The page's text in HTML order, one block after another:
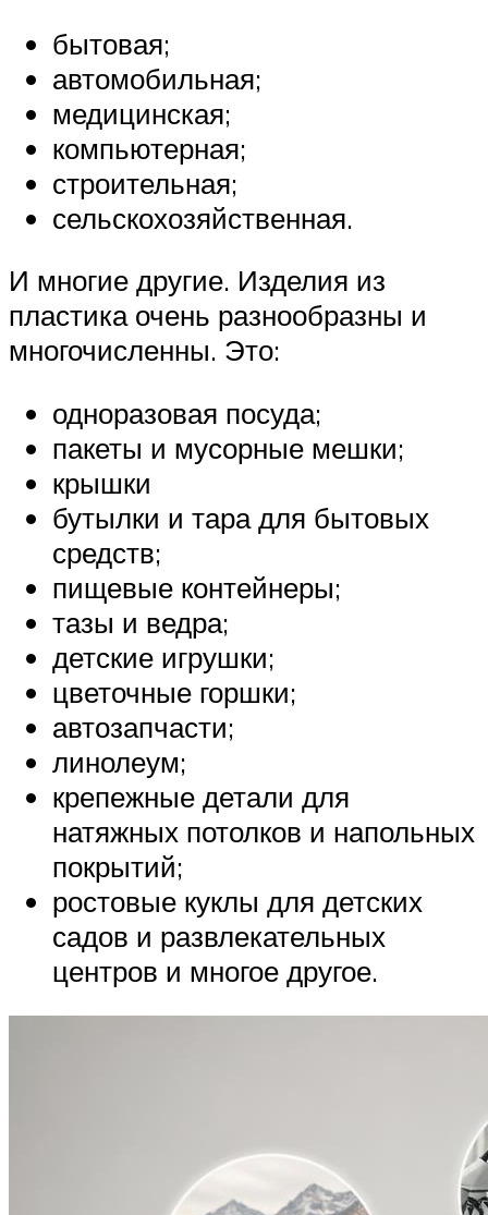
бытовая;
автомобильная;
медицинская;
компьютерная;
строительная;
сельскохозяйственная.
И многие другие. Изделия из
пластика очень разнообразны и
многочисленны. Это:
одноразовая посуда;
пакеты и мусорные мешки;
крышки
бутылки и тара для бытовых
средств;
пищевые контейнеры;
тазы и ведра;
детские игрушки;
цветочные горшки;
автозапчасти;
линолеум;
крепежные детали для
натяжных потолков и напольных
покрытий;
ростовые куклы для детских
садов и развлекательных
центров и многое другое.